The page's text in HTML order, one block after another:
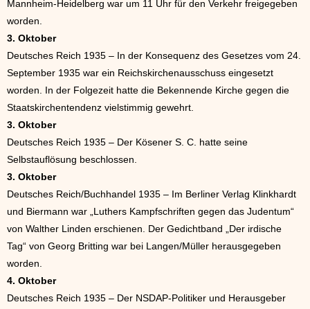
Mannheim-Heidelberg war um 11 Uhr für den Verkehr freigegeben
worden.
3. Oktober
Deutsches Reich 1935 – In der Konsequenz des Gesetzes vom 24.
September 1935 war ein Reichskirchenausschuss eingesetzt
worden. In der Folgezeit hatte die Bekennende Kirche gegen die
Staatskirchentendenz vielstimmig gewehrt.
3. Oktober
Deutsches Reich 1935 – Der Kösener S. C. hatte seine
Selbstauflösung beschlossen.
3. Oktober
Deutsches Reich/Buchhandel 1935 – Im Berliner Verlag Klinkhardt
und Biermann war „Luthers Kampfschriften gegen das Judentum“
von Walther Linden erschienen. Der Gedichtband „Der irdische
Tag“ von Georg Britting war bei Langen/Müller herausgegeben
worden.
4. Oktober
Deutsches Reich 1935 – Der NSDAP-Politiker und Herausgeber